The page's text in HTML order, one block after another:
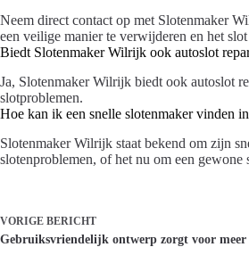
Neem direct contact op met Slotenmaker
een veilige manier te verwijderen en het slot
Biedt Slotenmaker Wilrijk ook autoslot
Ja, Slotenmaker Wilrijk biedt ook autoslot
slotproblemen.
Hoe kan ik een snelle slotenmaker vinden
Slotenmaker Wilrijk staat bekend om zijn
slotenproblemen, of het nu om een gewone
VORIGE BERICHT
Gebruiksvriendelijk ontwerp zorgt voor meer